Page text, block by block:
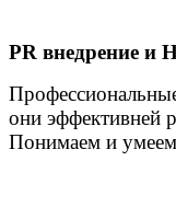
PR внедрение и
они эффективней
Понимаем и умеем